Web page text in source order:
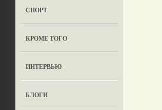
СПОРТ
КРОМЕ ТОГО
ИНТЕРВЬЮ
БЛОГИ